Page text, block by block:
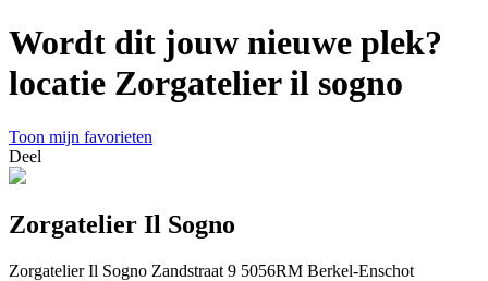
Wordt dit jouw nieuwe plek?
locatie Zorgatelier il sogno
Toon mijn favorieten
Deel
Zorgatelier Il Sogno
Zorgatelier Il Sogno Zandstraat 9 5056RM Berkel-Enschot